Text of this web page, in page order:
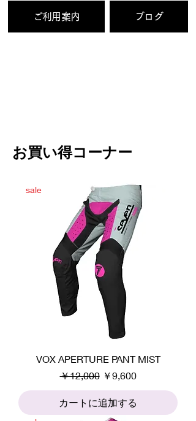
ご利用案内 ブログ
​お買い得コーナー
sale
VOX APERTURE PANT MIST
通常価格
￥12,000 セール価格
￥9,600
カートに追加する